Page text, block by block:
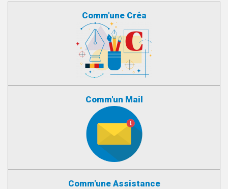
Comm'une Créa
Comm'un Mail
Comm'une Assistance